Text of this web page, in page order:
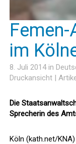
im
8. Juli 2014 in
Druckansicht |
Die
Sprecherin des
Köln (kath.net/